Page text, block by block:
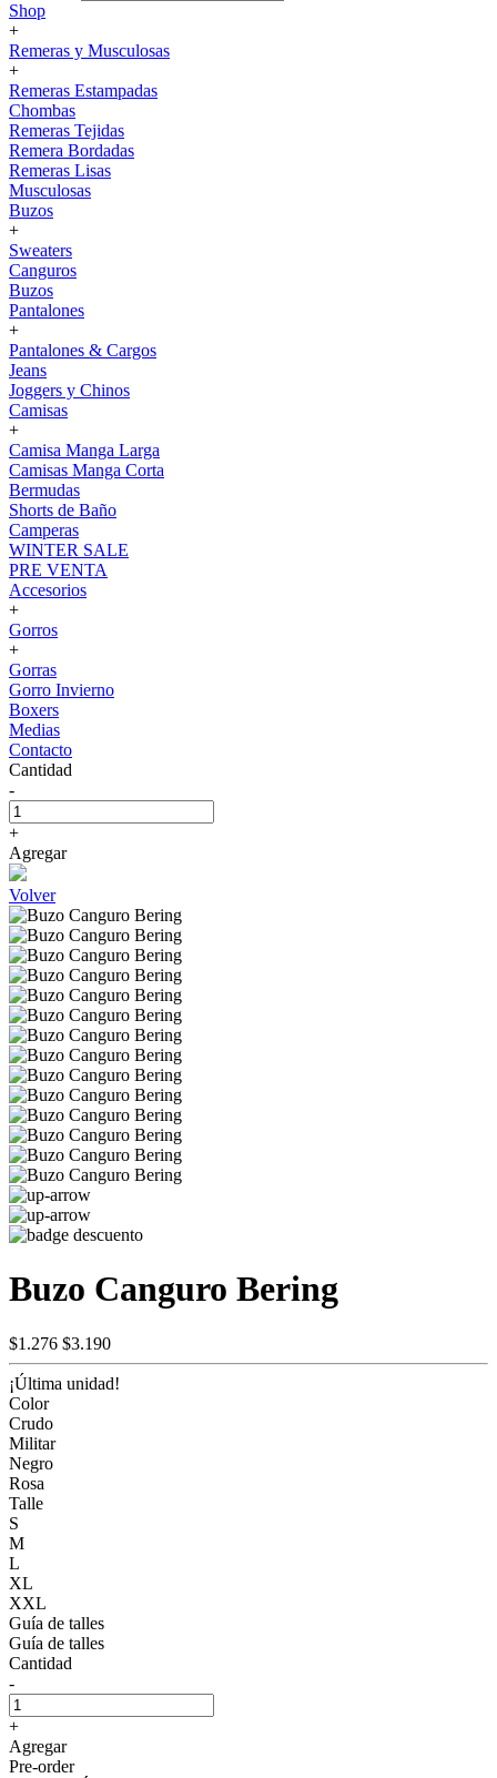
Shop
+
Remeras y Musculosas
+
Remeras Estampadas
Chombas
Remeras Tejidas
Remera Bordadas
Remeras Lisas
Musculosas
Buzos
+
Sweaters
Canguros
Buzos
Pantalones
+
Pantalones & Cargos
Jeans
Joggers y Chinos
Camisas
+
Camisa Manga Larga
Camisas Manga Corta
Bermudas
Shorts de Baño
Camperas
WINTER SALE
PRE VENTA
Accesorios
+
Gorros
+
Gorras
Gorro Invierno
Boxers
Medias
Contacto
Cantidad
-
+
Agregar
Volver
Buzo Canguro Bering
$1.276 $3.190
¡Última unidad!
Color
Crudo
Militar
Negro
Rosa
Talle
S
M
L
XL
XXL
Guía de talles
Guía de talles
Cantidad
-
+
Agregar
Pre-order